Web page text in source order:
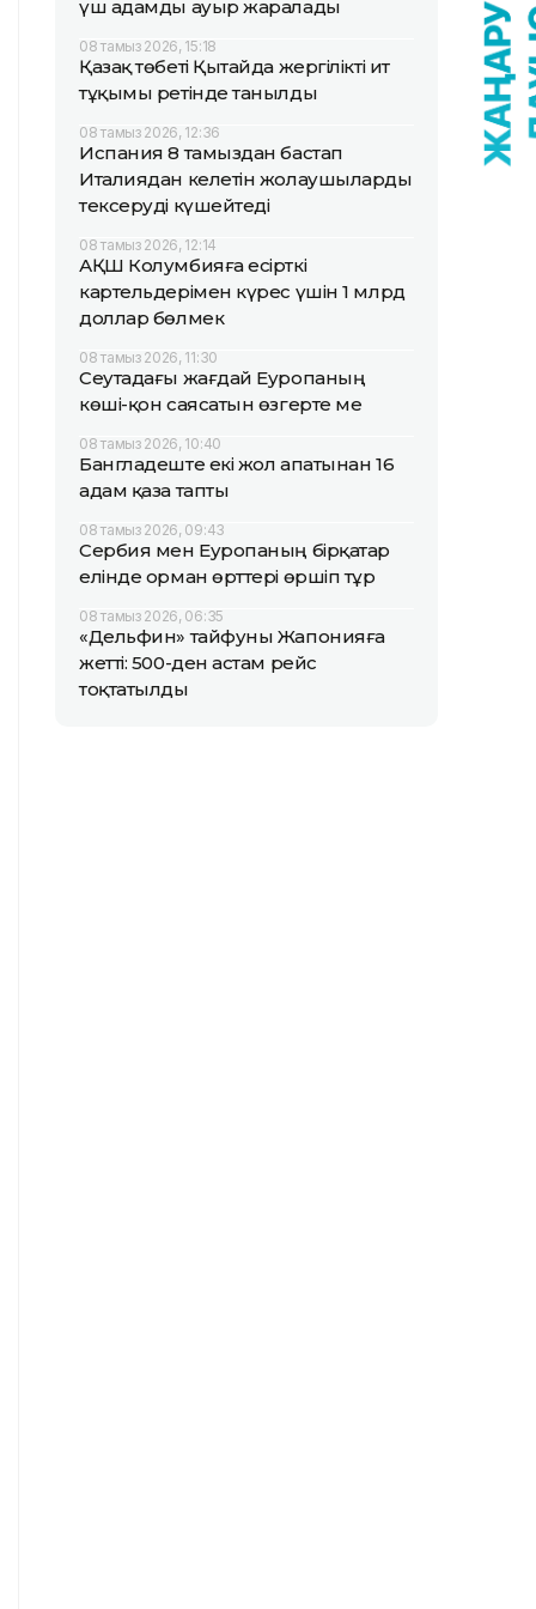
үш адамды ауыр жаралады
08 тамыз 2026, 15:18
Қазақ төбеті Қытайда жергілікті ит
тұқымы ретінде танылды
08 тамыз 2026, 12:36
Испания 8 тамыздан бастап
Италиядан келетін жолаушыларды
тексеруді күшейтеді
08 тамыз 2026, 12:14
АҚШ Колумбияға есірткі
картельдерімен күрес үшін 1 млрд
доллар бөлмек
08 тамыз 2026, 11:30
Сеутадағы жағдай Еуропаның
көші-қон саясатын өзгерте ме
08 тамыз 2026, 10:40
Бангладеште екі жол апатынан 16
адам қаза тапты
08 тамыз 2026, 09:43
Сербия мен Еуропаның бірқатар
елінде орман өрттері өршіп тұр
08 тамыз 2026, 06:35
«Дельфин» тайфуны Жапонияға
жетті: 500-ден астам рейс
тоқтатылды